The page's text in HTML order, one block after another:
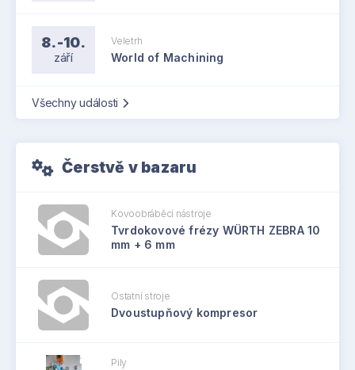
8.-10.
září
Veletrh
World of Machining
Všechny události
Čerstvě v bazaru
Kovoobráběcí nástroje
Tvrdokovové frézy WÜRTH ZEBRA 10
mm + 6 mm
Ostatní stroje
Dvoustupňový kompresor
Pily